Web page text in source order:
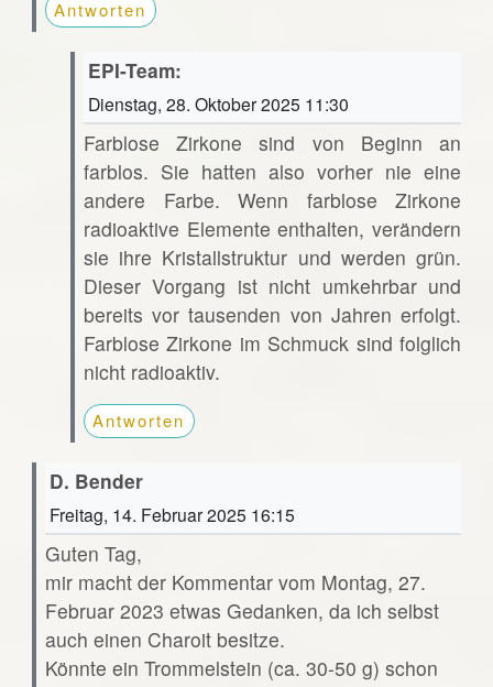
Antworten
EPI-Team:
Dienstag, 28. Oktober 2025 11:30
Farblose Zirkone sind von Beginn an
farblos. Sie hatten also vorher nie eine
andere Farbe. Wenn farblose Zirkone
radioaktive Elemente enthalten, verändern
sie ihre Kristallstruktur und werden grün.
Dieser Vorgang ist nicht umkehrbar und
bereits vor tausenden von Jahren erfolgt.
Farblose Zirkone im Schmuck sind folglich
nicht radioaktiv.
Antworten
D. Bender
Freitag, 14. Februar 2025 16:15
Guten Tag,
mir macht der Kommentar vom Montag, 27.
Februar 2023 etwas Gedanken, da ich selbst
auch einen Charoit besitze.
Könnte ein Trommelstein (ca. 30-50 g) schon